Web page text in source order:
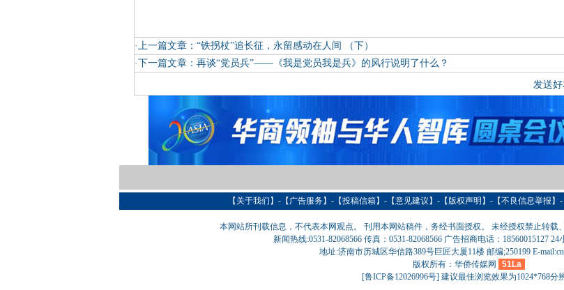
·上一篇文章： “铁拐杖”追长征，永留感动在人间 （下）
·下一篇文章： 再谈“党员兵”——《我是党员我是兵》的风行说明了什么？
发送好
【 关于我们 】-【 广告服务】-【投稿信箱】-【意见建议】-【版权声明】-【不良信息举报 】-
本网站所刊载信息，不代表本网观点。 刊用本网站稿件，务经书面授权。 未经授权禁止转载
新闻热线:0531-82068566 传真：0531-82068566 广告招商电话：18560015127
地址:济南市历城区华信路389号巨匠大厦11楼 邮编;250199 E-
版权所有：华侨传媒网
51La
[鲁ICP备12026996号] 建议最佳浏览效果为1024*768分